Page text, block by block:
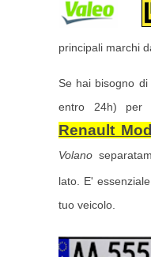
principali marchi
Se hai bisogno di
entro 24h) per
Renault
Volano
lato. E'
tuo veicolo.